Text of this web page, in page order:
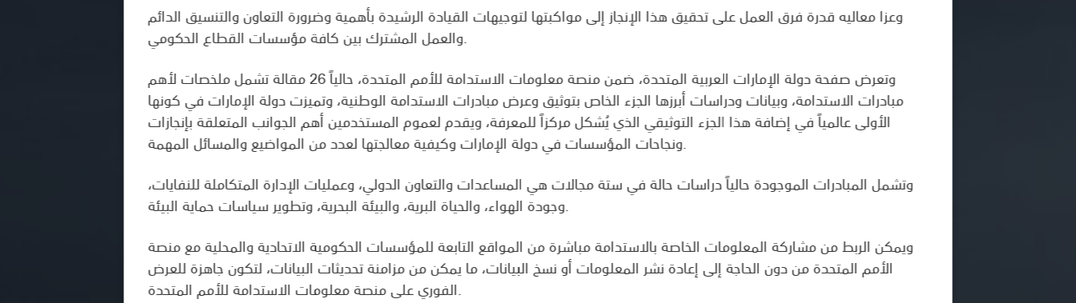
وعزا معاليه قدرة فرق العمل على تحقيق هذا الإنجاز إلى مواكبتها لتوجيهات القيادة الرشيدة بأهمية وضرورة التعاون والتنسيق الدائم
والعمل المشترك بين كافة مؤسسات القطاع الحكومي.
وتعرض صفحة دولة الإمارات العربية المتحدة، ضمن منصة معلومات الاستدامة للأمم المتحدة، حالياً 26 مقالة تشمل ملخصات لأهم
مبادرات الاستدامة، وبيانات ودراسات أبرزها الجزء الخاص بتوثيق وعرض مبادرات الاستدامة الوطنية، وتميزت دولة الإمارات في كونها
الأولى عالمياً في إضافة هذا الجزء التوثيقي الذي يُشكل مركزاً للمعرفة، ويقدم لعموم المستخدمين أهم الجوانب المتعلقة بإنجازات
ونجاحات المؤسسات في دولة الإمارات وكيفية معالجتها لعدد من المواضيع والمسائل المهمة.
وتشمل المبادرات الموجودة حالياً دراسات حالة في ستة مجالات هي المساعدات والتعاون الدولي، وعمليات الإدارة المتكاملة للنفايات،
وجودة الهواء، والحياة البرية، والبيئة البحرية، وتطوير سياسات حماية البيئة.
ويمكن الربط من مشاركة المعلومات الخاصة بالاستدامة مباشرة من المواقع التابعة للمؤسسات الحكومية الاتحادية والمحلية مع منصة
الأمم المتحدة من دون الحاجة إلى إعادة نشر المعلومات أو نسخ البيانات، ما يمكن من مزامنة تحديثات البيانات، لتكون جاهزة للعرض
الفوري على منصة معلومات الاستدامة للأمم المتحدة.